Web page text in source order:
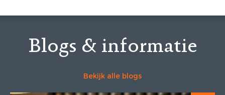
Blogs & informatie
Bekijk alle blogs